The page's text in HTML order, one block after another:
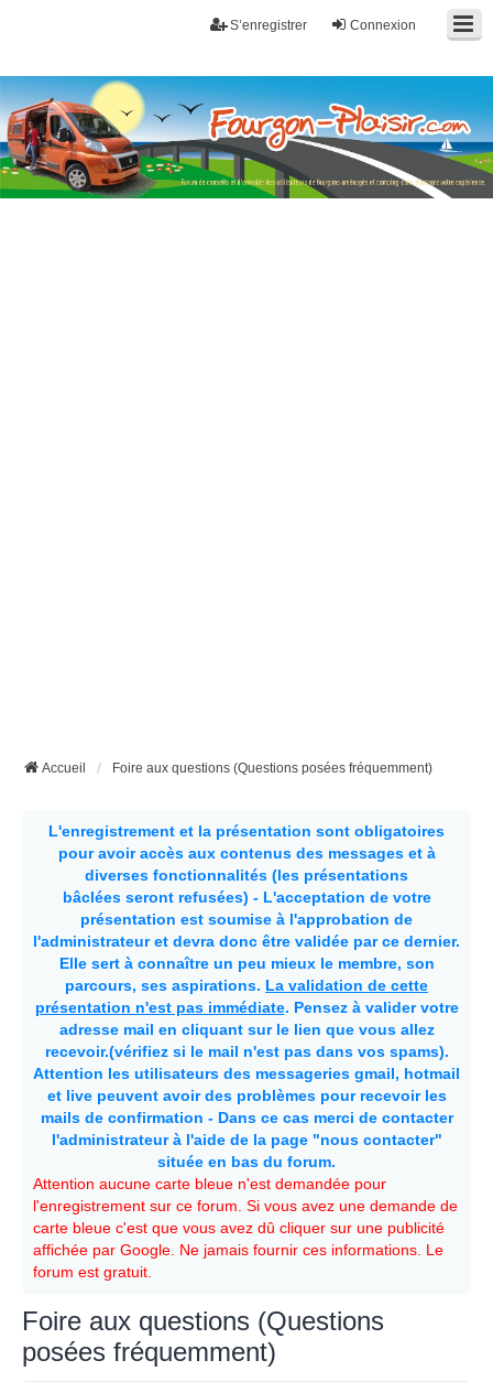
Connexion
S’enregistrer
Fourgon-plaisir.com
Forum de conseils et d'entraide des utilisateurs de fourgons, fourgons
aménagés, vans et de camping-car. Partagez votre expérience.
Accueil Foire aux questions (Questions posées fréquemment)
L'enregistrement et la présentation sont obligatoires
pour avoir accès aux contenus des messages et à
diverses fonctionnalités (les présentations
bâclées seront refusées) - L'acceptation de votre
présentation est soumise à l'approbation de
l'administrateur et devra donc être validée par ce dernier.
Elle sert à connaître un peu mieux le membre, son
parcours, ses aspirations. La validation de cette
présentation n'est pas immédiate. Pensez à valider votre
adresse mail en cliquant sur le lien que vous allez
recevoir.(vérifiez si le mail n'est pas dans vos spams).
Attention les utilisateurs des messageries gmail, hotmail
et live peuvent avoir des problèmes pour recevoir les
mails de confirmation - Dans ce cas merci de contacter
l'administrateur à l'aide de la page "nous contacter"
située en bas du forum.
Attention aucune carte bleue n'est demandée pour
l'enregistrement sur ce forum. Si vous avez une demande de
carte bleue c'est que vous avez dû cliquer sur une publicité
affichée par Google. Ne jamais fournir ces informations. Le
forum est gratuit.
Foire aux questions (Questions
posées fréquemment)